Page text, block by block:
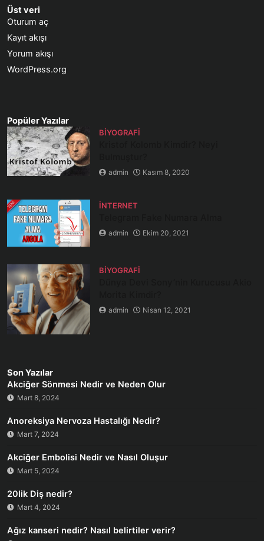
Üst veri
Oturum aç
Kayıt akışı
Yorum akışı
WordPress.org
Popüler Yazılar
BIYOGRAFI
admin Kasım 8, 2020
İNTERNET
admin Ekim 20, 2021
BIYOGRAFI
admin Nisan 12, 2021
Son Yazılar
Akciğer Sönmesi Nedir ve Neden Olur
Mart 8, 2024
Anoreksiya Nervoza Hastalığı Nedir?
Mart 7, 2024
Akciğer Embolisi Nedir ve Nasıl Oluşur
Mart 5, 2024
20lik Diş nedir?
Mart 4, 2024
Ağız kanseri nedir? Nasıl belirtiler verir?